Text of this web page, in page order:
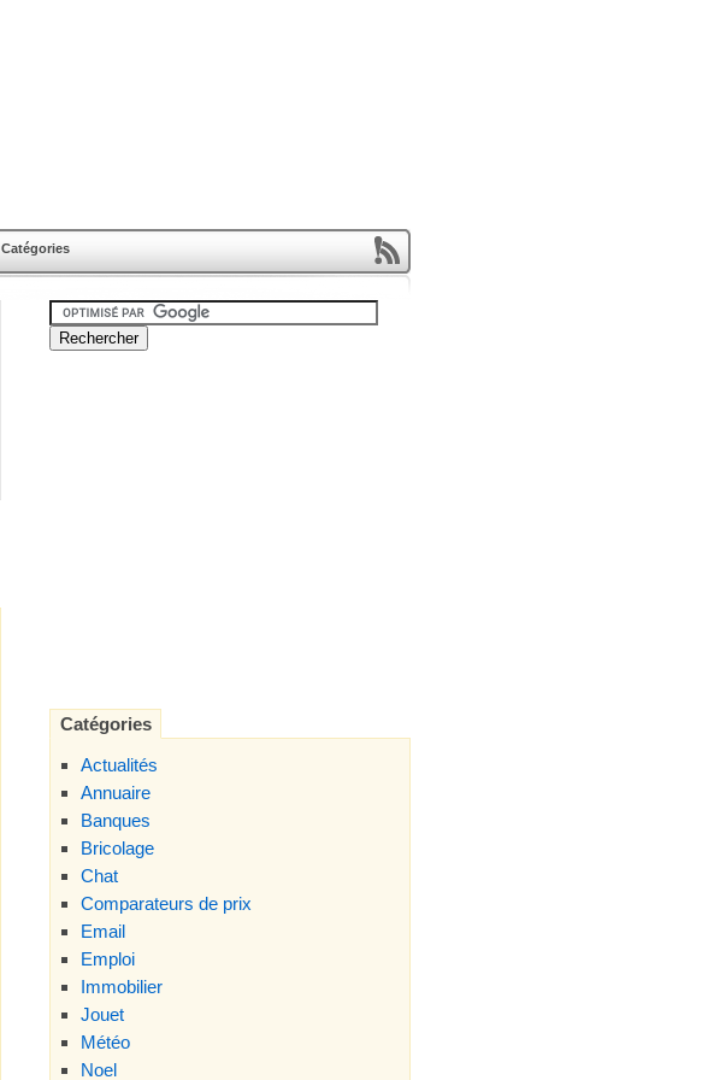
Catégories
Catégories
Actualités
Annuaire
Banques
Bricolage
Chat
Comparateurs de prix
Email
Emploi
Immobilier
Jouet
Météo
Noel